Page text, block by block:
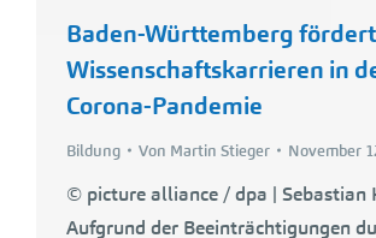
Baden-Württemberg fördert
Wissenschaftskarrieren in
Corona-Pandemie
Bildung Von Martin Stieger November
© picture alliance / dpa | Sebastian
Aufgrund der Beeinträchtigungen